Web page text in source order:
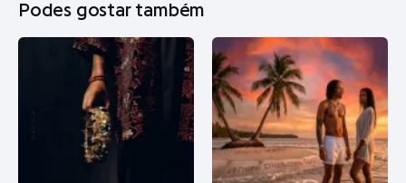
Podes gostar também